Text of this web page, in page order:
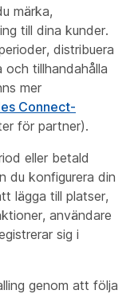
märka,
till dina kunder.
distribuera
tillhandahålla
mer
Connect-
för partner).
eller betald
du konfigurera din
lägga till platser,
användare
sig i
genom att följa